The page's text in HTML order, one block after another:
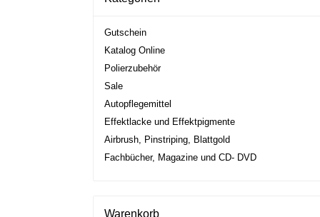
Gutschein
Katalog Online
Polierzubehör
Sale
Autopflegemittel
Effektlacke und Effektpigmente
Airbrush, Pinstriping, Blattgold
Fachbücher, Magazine und CD- DVD
Warenkorb